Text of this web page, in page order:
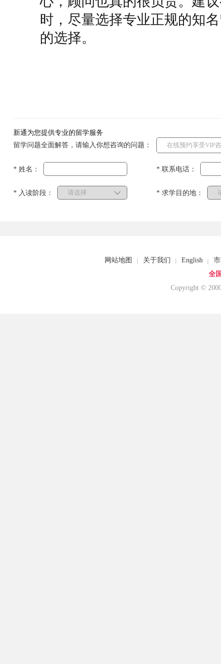
时，尽量选择专业正规的知
的选择。
新通为您提供专业的留学服务
留学问题全面解答，请输入你想咨询的问题：
* 姓名： * 联系电话：
* 入读阶段： * 求学目的地：
网站地图 关于我们 English
全
Copyright ©